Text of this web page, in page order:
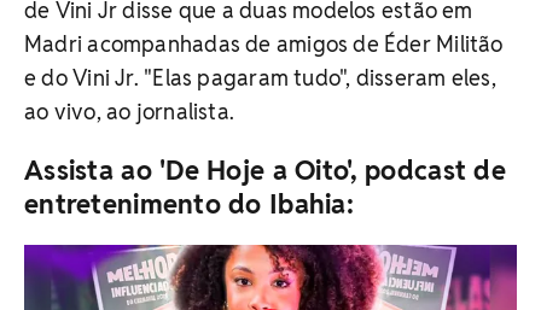
de Vini Jr disse que a duas modelos estão em
Madri acompanhadas de amigos de Éder Militão
e do Vini Jr. "Elas pagaram tudo", disseram eles,
ao vivo, ao jornalista.
Assista ao 'De Hoje a Oito', podcast de
entretenimento do Ibahia: